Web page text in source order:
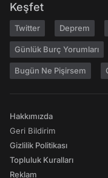
Keşfet
Twitter Deprem
Günlük Burç Yorumları
Bugün Ne Pişirsem
Hakkımızda
Geri Bildirim
Gizlilik Politikası
Topluluk Kuralları
Reklam